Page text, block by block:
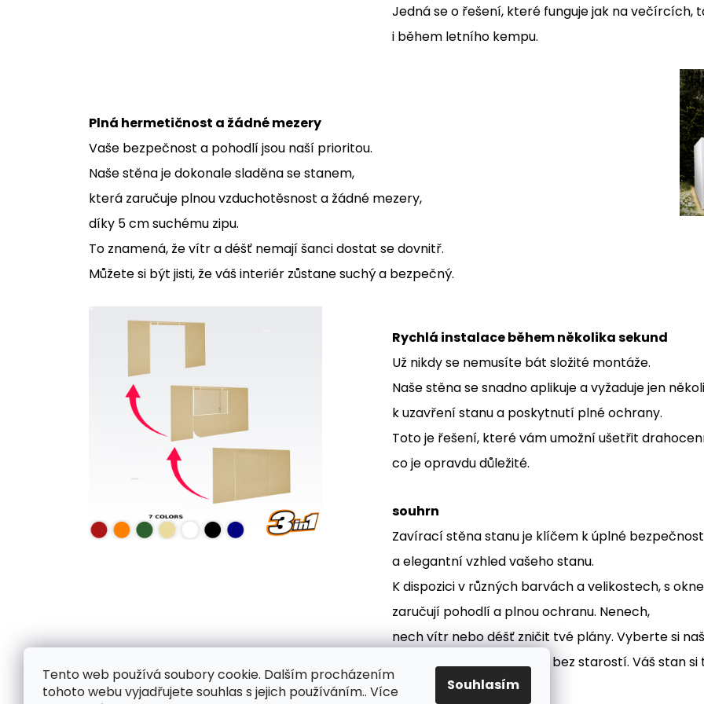
Tento web používá soubory cookie. Dalším procházením
tohoto webu vyjadřujete souhlas s jejich používáním.. Více
Souhlasím
Jedná se o řešení, které funguje jak na večírcích,
i během letního kempu.
Plná hermetičnost a žádné mezery
Vaše bezpečnost a pohodlí jsou naší prioritou.
Naše stěna je dokonale sladěna se stanem,
která zaručuje plnou vzduchotěsnost a žádné mezery,
díky 5 cm suchému zipu.
To znamená, že vítr a déšť nemají šanci dostat se dovnitř.
Můžete si být jisti, že váš interiér zůstane suchý a bezpečný.
Rychlá instalace během několika sekund
Už nikdy se nemusíte bát složité montáže.
Naše stěna se snadno aplikuje a vyžaduje jen
k uzavření stanu a poskytnutí plné ochrany.
Toto je řešení, které vám umožní ušetřit
co je opravdu důležité.
souhrn
Zavírací stěna stanu je klíčem k úplné
a elegantní vzhled vašeho stanu.
K dispozici v různých barvách a velikostech, s
zaručují pohodlí a plnou ochranu. Nenech,
nech vítr nebo déšť zničit tvé plány. Vyberte si
užít si párty a kempování bez starostí. Váš stan si